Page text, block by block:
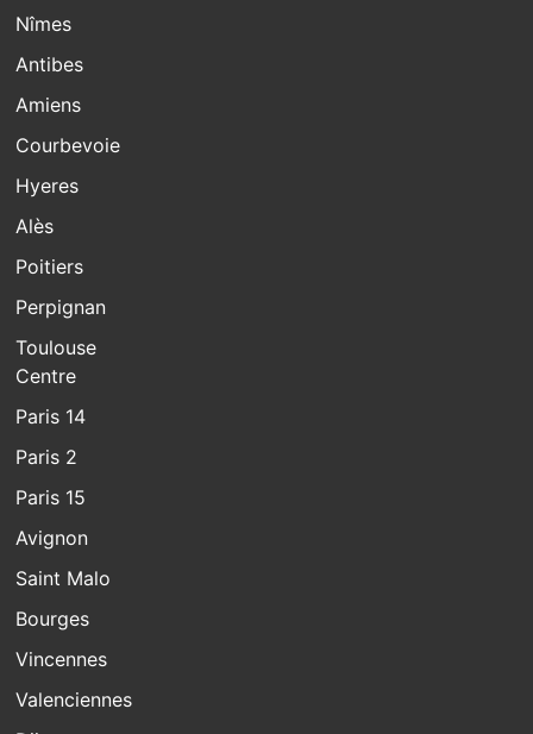
Nîmes
Antibes
Amiens
Courbevoie
Hyeres
Alès
Poitiers
Perpignan
Toulouse
Centre
Paris 14
Paris 2
Paris 15
Avignon
Saint Malo
Bourges
Vincennes
Valenciennes